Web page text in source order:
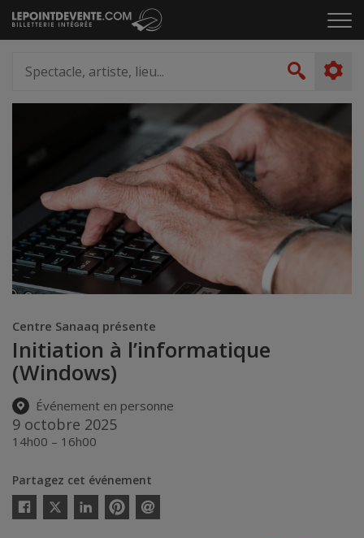
Passer
au
le
artiste,
lieu...
Centre Sanaaq présente
Initiation à l’informatique
(Windows)
Événement en personne
9 octobre 2025
14h00 – 16h00
Partagez cet événement
Twitter